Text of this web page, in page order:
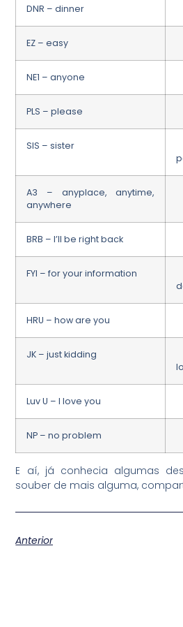
DNR – dinner
EZ – easy
NE1 – anyone
PLS – please
SIS – sister
A3 – anyplace, anytime,
anywhere
BRB – I’ll be right back
FYI – for your information
HRU – how are you
JK – just kidding
Luv U – I love you
NP – no problem
E aí, já conhecia algumas
souber de mais alguma,
Anterior